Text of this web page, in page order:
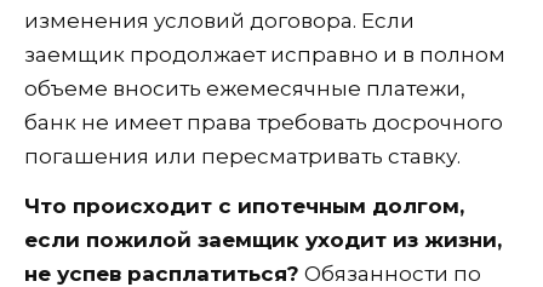
изменения условий договора. Если
заемщик продолжает исправно и в полном
объеме вносить ежемесячные платежи,
банк не имеет права требовать досрочного
погашения или пересматривать ставку.
Что происходит с ипотечным долгом,
если пожилой заемщик уходит из жизни,
не успев расплатиться? Обязанности по